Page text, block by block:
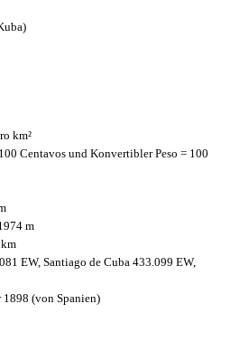
km²
Centavos und Konvertibler Peso = 100
m
EW, Santiago de Cuba 433.099 EW,
1898 (von Spanien)